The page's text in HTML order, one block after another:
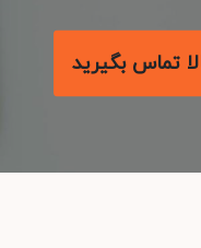
تماس بگیرید